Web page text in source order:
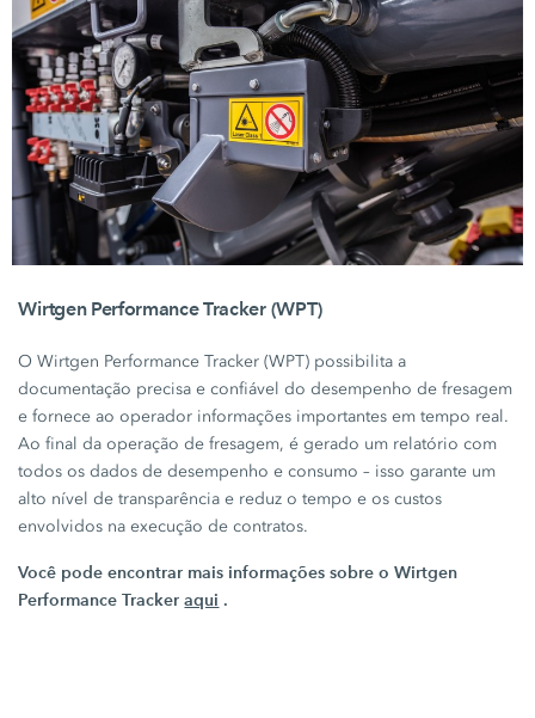
Wirtgen Performance Tracker (WPT)
O Wirtgen PerformanceTracker (WPT) possibilita a
documentação precisa e confiável do desempenho de fresagem
e fornece ao operador informações importantes em tempo real.
Ao final da operação de fresagem, é gerado um relatório com
todos os dados de desempenho e consumo – isso garante um
alto nível de transparência e reduz o tempo e os custos
envolvidos na execução de contratos.
Você pode encontrar mais informações sobre o Wirtgen
Performance Tracker aqui .